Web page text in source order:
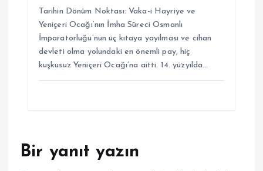
Tarihin Dönüm Noktası: Vaka-i Hayriye ve
Yeniçeri Ocağı’nın İmha Süreci Osmanlı
İmparatorluğu’nun üç kıtaya yayılması ve cihan
devleti olma yolundaki en önemli pay, hiç
kuşkusuz Yeniçeri Ocağı’na aitti. 14. yüzyılda…
Bir yanıt yazın